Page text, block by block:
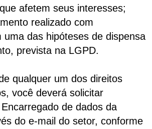
afetem seus interesses;
realizado com
uma das hipóteses de dispensa
prevista na LGPD.
qualquer um dos direitos
você deverá solicitar
de dados da
do e-mail do setor, conforme